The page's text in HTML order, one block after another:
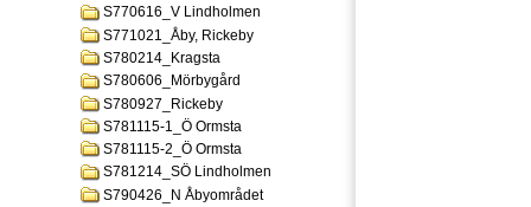
S770616_V Lindholmen
S771021_Åby, Rickeby
S780214_Kragsta
S780606_Mörbygård
S780927_Rickeby
S781115-1_Ö Ormsta
S781115-2_Ö Ormsta
S781214_SÖ Lindholmen
S790426_N Åbyområdet